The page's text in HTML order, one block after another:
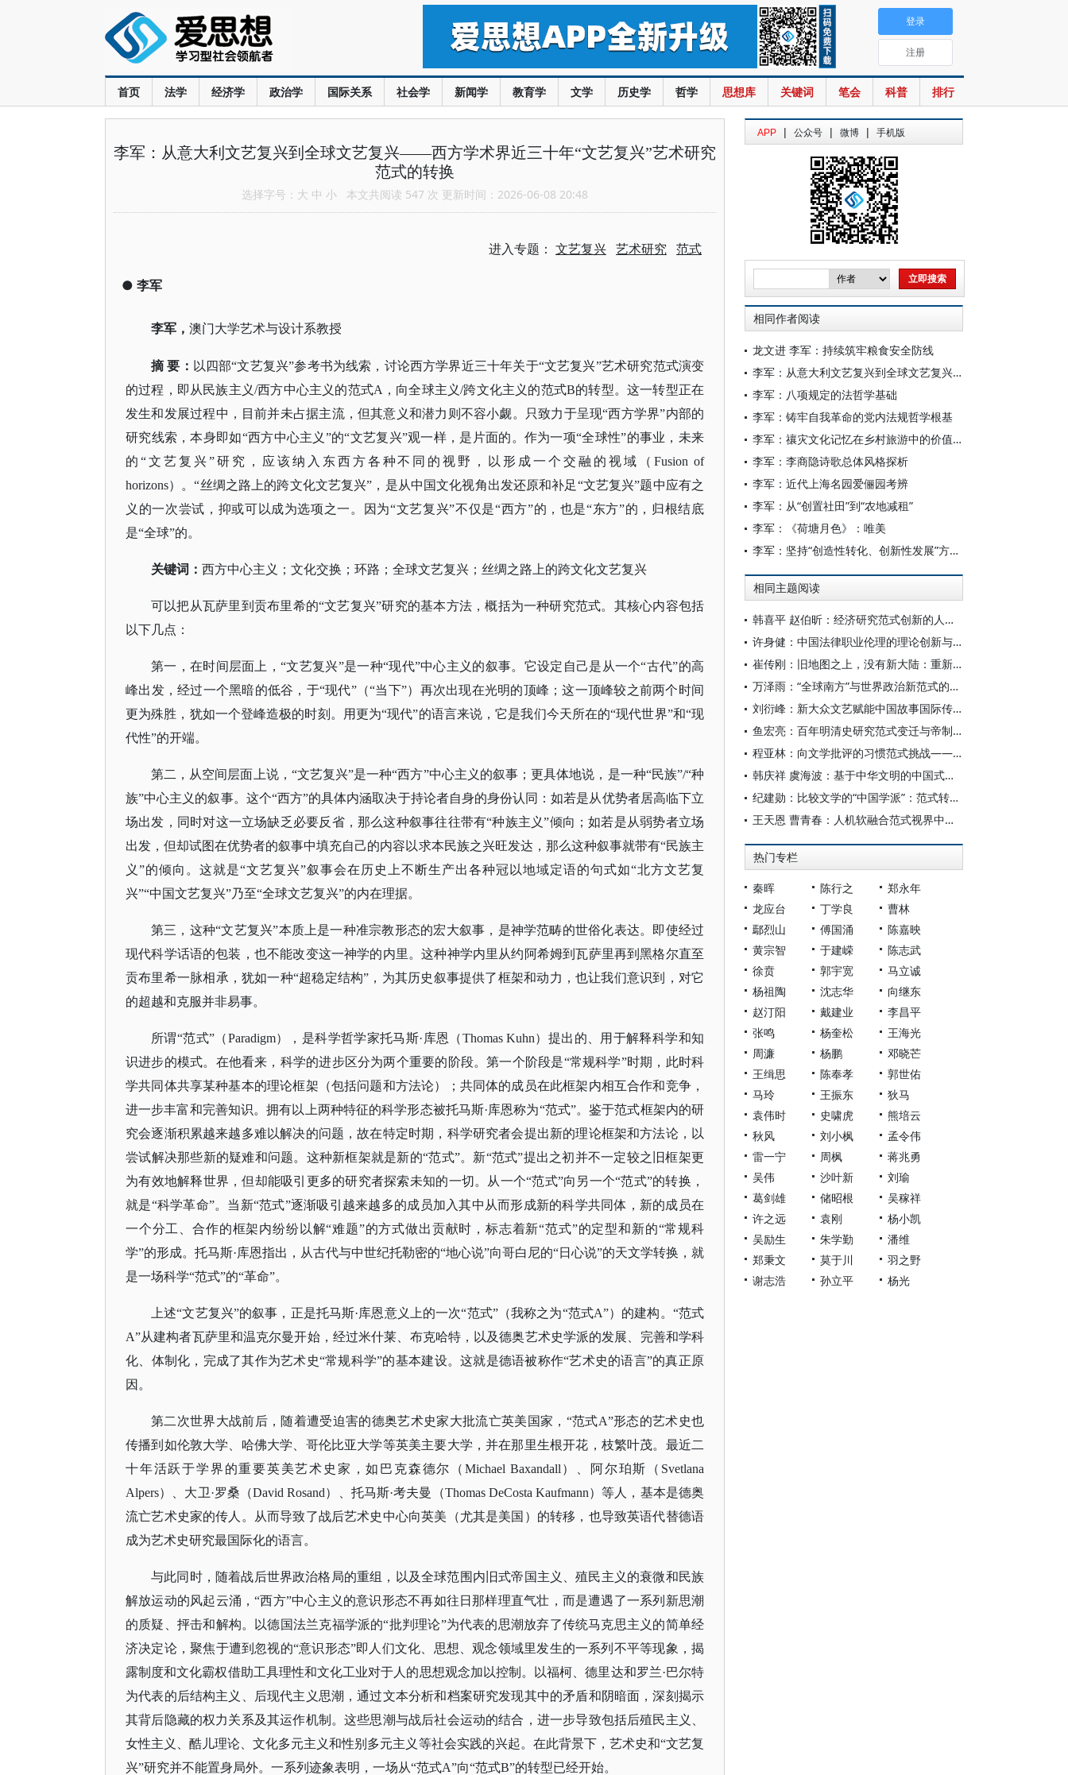
首页 法学 经济学 政治学 国际关系 社会学 新闻学 教育学 文学 历史学 哲学 思想库 关键词 笔会 科普 排行
登录
注册
李军：从意大利文艺复兴到全球文艺复兴——西方学术界近三十年“文艺复兴”艺术研究
范式的转换
选择字号： 大 中 小 本文共阅读 547 次 更新时间：2026-06-08 20:48
进入专题： 文艺复兴 艺术研究 范式
● 李军
李军 ， 澳门大学艺术与设计系教授
摘 要： 以四部“文艺复兴”参考书为线索，讨论西方学界近三十年关于“文艺复兴”艺术研究范式演变
的过程，即从民族主义/西方中心主义的范式A，向全球主义/跨文化主义的范式B的转型。这一转型正在
发生和发展过程中，目前并未占据主流，但其意义和潜力则不容小觑。只致力于呈现“西方学界”内部的
研究线索，本身即如“西方中心主义”的“文艺复兴”观一样，是片面的。作为一项“全球性”的事业，未来
的“文艺复兴”研究，应该纳入东西方各种不同的视野，以形成一个交融的视域（Fusion of
horizons）。“丝绸之路上的跨文化文艺复兴”，是从中国文化视角出发还原和补足“文艺复兴”题中应有之
义的一次尝试，抑或可以成为选项之一。因为“文艺复兴”不仅是“西方”的，也是“东方”的，归根结底
是“全球”的。
关键词： 西方中心主义；文化交换；环路；全球文艺复兴；丝绸之路上的跨文化文艺复兴
可以把从瓦萨里到贡布里希的“文艺复兴”研究的基本方法，概括为一种研究范式。其核心内容包括
以下几点：
第一，在时间层面上，“文艺复兴”是一种“现代”中心主义的叙事。它设定自己是从一个“古代”的高
峰出发，经过一个黑暗的低谷，于“现代”（“当下”）再次出现在光明的顶峰；这一顶峰较之前两个时间
更为殊胜，犹如一个登峰造极的时刻。用更为“现代”的语言来说，它是我们今天所在的“现代世界”和“现
代性”的开端。
第二，从空间层面上说， “文艺复兴”是一种“西方”中心主义的叙事；更具体地说，是一种“民族”/“种
族”中心主义的叙事。这个“西方”的具体内涵取决于持论者自身的身份认同：如若是从优势者居高临下立
场出发，同时对这一立场缺乏必要反省，那么这种叙事往往带有“种族主义”倾向；如若是从弱势者立场
出发，但却试图在优势者的叙事中填充自己的内容以求本民族之兴旺发达，那么这种叙事就带有“民族主
义”的倾向。这就是“文艺复兴”叙事会在历史上不断生产出各种冠以地域定语的句式如“北方文艺复
兴”“中国文艺复兴”乃至“全球文艺复兴”的内在理据。
第三，这种“文艺复兴”本质上是一种准宗教形态的宏大叙事，是神学范畴的世俗化表达。即使经过
现代科学话语的包装，也不能改变这一神学的内里。这种神学内里从约阿希姆到瓦萨里再到黑格尔直至
贡布里希一脉相承，犹如一种“超稳定结构”，为其历史叙事提供了框架和动力，也让我们意识到，对它
的超越和克服并非易事。
所谓“范式”（Paradigm），是科学哲学家托马斯·库恩（Thomas Kuhn）提出的、用于解释科学和知
识进步的模式。在他看来，科学的进步区分为两个重要的阶段。第一个阶段是“常规科学”时期，此时科
学共同体共享某种基本的理论框架（包括问题和方法论）；共同体的成员在此框架内相互合作和竞争，
进一步丰富和完善知识。拥有以上两种特征的科学形态被托马斯·库恩称为“范式”。鉴于范式框架内的研
究会逐渐积累越来越多难以解决的问题，故在特定时期，科学研究者会提出新的理论框架和方法论，以
尝试解决那些新的疑难和问题。这种新框架就是新的“范式”。新“范式”提出之初并不一定较之旧框架更
为有效地解释世界，但却能吸引更多的研究者探索未知的一切。从一个“范式”向另一个“范式”的转换，
就是“科学革命”。当新“范式”逐渐吸引越来越多的成员加入其中从而形成新的科学共同体，新的成员在
一个分工、合作的框架内纷纷以解“难题”的方式做出贡献时，标志着新“范式”的定型和新的“常规科
学”的形成。托马斯·库恩指出，从古代与中世纪托勒密的“地心说”向哥白尼的“日心说”的天文学转换，就
是一场科学“范式”的“革命”。
上述“文艺复兴”的叙事，正是托马斯·库恩意义上的一次“范式”（我称之为“范式A”）的建构。“范式
A”从建构者瓦萨里和温克尔曼开始，经过米什莱、布克哈特，以及德奥艺术史学派的发展、完善和学科
化、体制化，完成了其作为艺术史“常规科学”的基本建设。这就是德语被称作“艺术史的语言”的真正原
因。
第二次世界大战前后，随着遭受迫害的德奥艺术史家大批流亡英美国家， “范式A”形态的艺术史也
传播到如伦敦大学、哈佛大学、哥伦比亚大学等英美主要大学，并在那里生根开花，枝繁叶茂。最近二
十年活跃于学界的重要英美艺术史家，如巴克森德尔（Michael Baxandall）、阿尔珀斯（Svetlana
Alpers）、大卫·罗桑（David Rosand）、托马斯·考夫曼（Thomas DeCosta Kaufmann）等人，基本是德奥
流亡艺术史家的传人。从而导致了战后艺术史中心向英美（尤其是美国）的转移，也导致英语代替德语
成为艺术史研究最国际化的语言。
与此同时，随着战后世界政治格局的重组，以及全球范围内旧式帝国主义、殖民主义的衰微和民族
解放运动的风起云涌，“西方”中心主义的意识形态不再如往日那样理直气壮，而是遭遇了一系列新思潮
的质疑、抨击和解构。以德国法兰克福学派的“批判理论”为代表的思潮放弃了传统马克思主义的简单经
济决定论，聚焦于遭到忽视的“意识形态”即人们文化、思想、观念领域里发生的一系列不平等现象，揭
露制度和文化霸权借助工具理性和文化工业对于人的思想观念加以控制。以福柯、德里达和罗兰·巴尔特
为代表的后结构主义、后现代主义思潮，通过文本分析和档案研究发现其中的矛盾和阴暗面，深刻揭示
其背后隐藏的权力关系及其运作机制。这些思潮与战后社会运动的结合，进一步导致包括后殖民主义、
女性主义、酷儿理论、文化多元主义和性别多元主义等社会实践的兴起。在此背景下，艺术史和“文艺复
兴”研究并不能置身局外。一系列迹象表明，一场从“范式A”向“范式B”的转型已经开始。
APP | 公众号 | 微博 | 手机版
相同作者阅读
龙文进 李军：持续筑牢粮食安全防线
李军：从意大利文艺复兴到全球文艺复兴——西方学术界近三十年“文艺复兴”艺术研究范式的转换
李军：八项规定的法哲学基础
李军：铸牢自我革命的党内法规哲学根基
李军：禳灾文化记忆在乡村旅游中的价值重构
李军：李商隐诗歌总体风格探析
李军：近代上海名园爱俪园考辨
李军：从“创置社田”到“农地减租”
李军：《荷塘月色》：唯美
李军：坚持“创造性转化、创新性发展”方针 弘扬中华传统文化
相同主题阅读
韩喜平 赵伯昕：经济研究范式创新的人文经济学
许身健：中国法律职业伦理的理论创新与范式建构
崔传刚：旧地图之上，没有新大陆：重新理解中国经济的范式跃迁
万泽雨：“全球南方”与世界政治新范式的生成
刘衍峰：新大众文艺赋能中国故事国际传播的范式转型与实践进路
鱼宏亮：百年明清史研究范式变迁与帝制农商社会理论
程亚林：向文学批评的习惯范式挑战——读宇文所安《自我的完整映象：自传诗》
韩庆祥 虞海波：基于中华文明的中国式现代化范式
纪建勋：比较文学的“中国学派”：范式转换与知识体系建构
王天恩 曹青春：人机软融合范式视界中的知识生产图景
热门专栏
秦晖 陈行之
郑永年
龙应台
丁学良
曹林
鄢烈山
傅国涌
陈嘉映
黄宗智
于建嵘
陈志武
徐贲
郭宇宽
马立诚
杨祖陶
沈志华
向继东
赵汀阳
戴建业
李昌平
张鸣
杨奎松
王海光
周濂
杨鹏
邓晓芒
王缉思
陈奉孝
郭世佑
马玲
王振东
狄马
袁伟时
史啸虎
熊培云
秋风
刘小枫
孟令伟
雷一宁
周枫
蒋兆勇
吴伟
沙叶新
刘瑜
葛剑雄
储昭根
吴稼祥
许之远
袁刚
杨小凯
吴励生
朱学勤
潘维
郑秉文
莫于川
羽之野
谢志浩
孙立平 杨光